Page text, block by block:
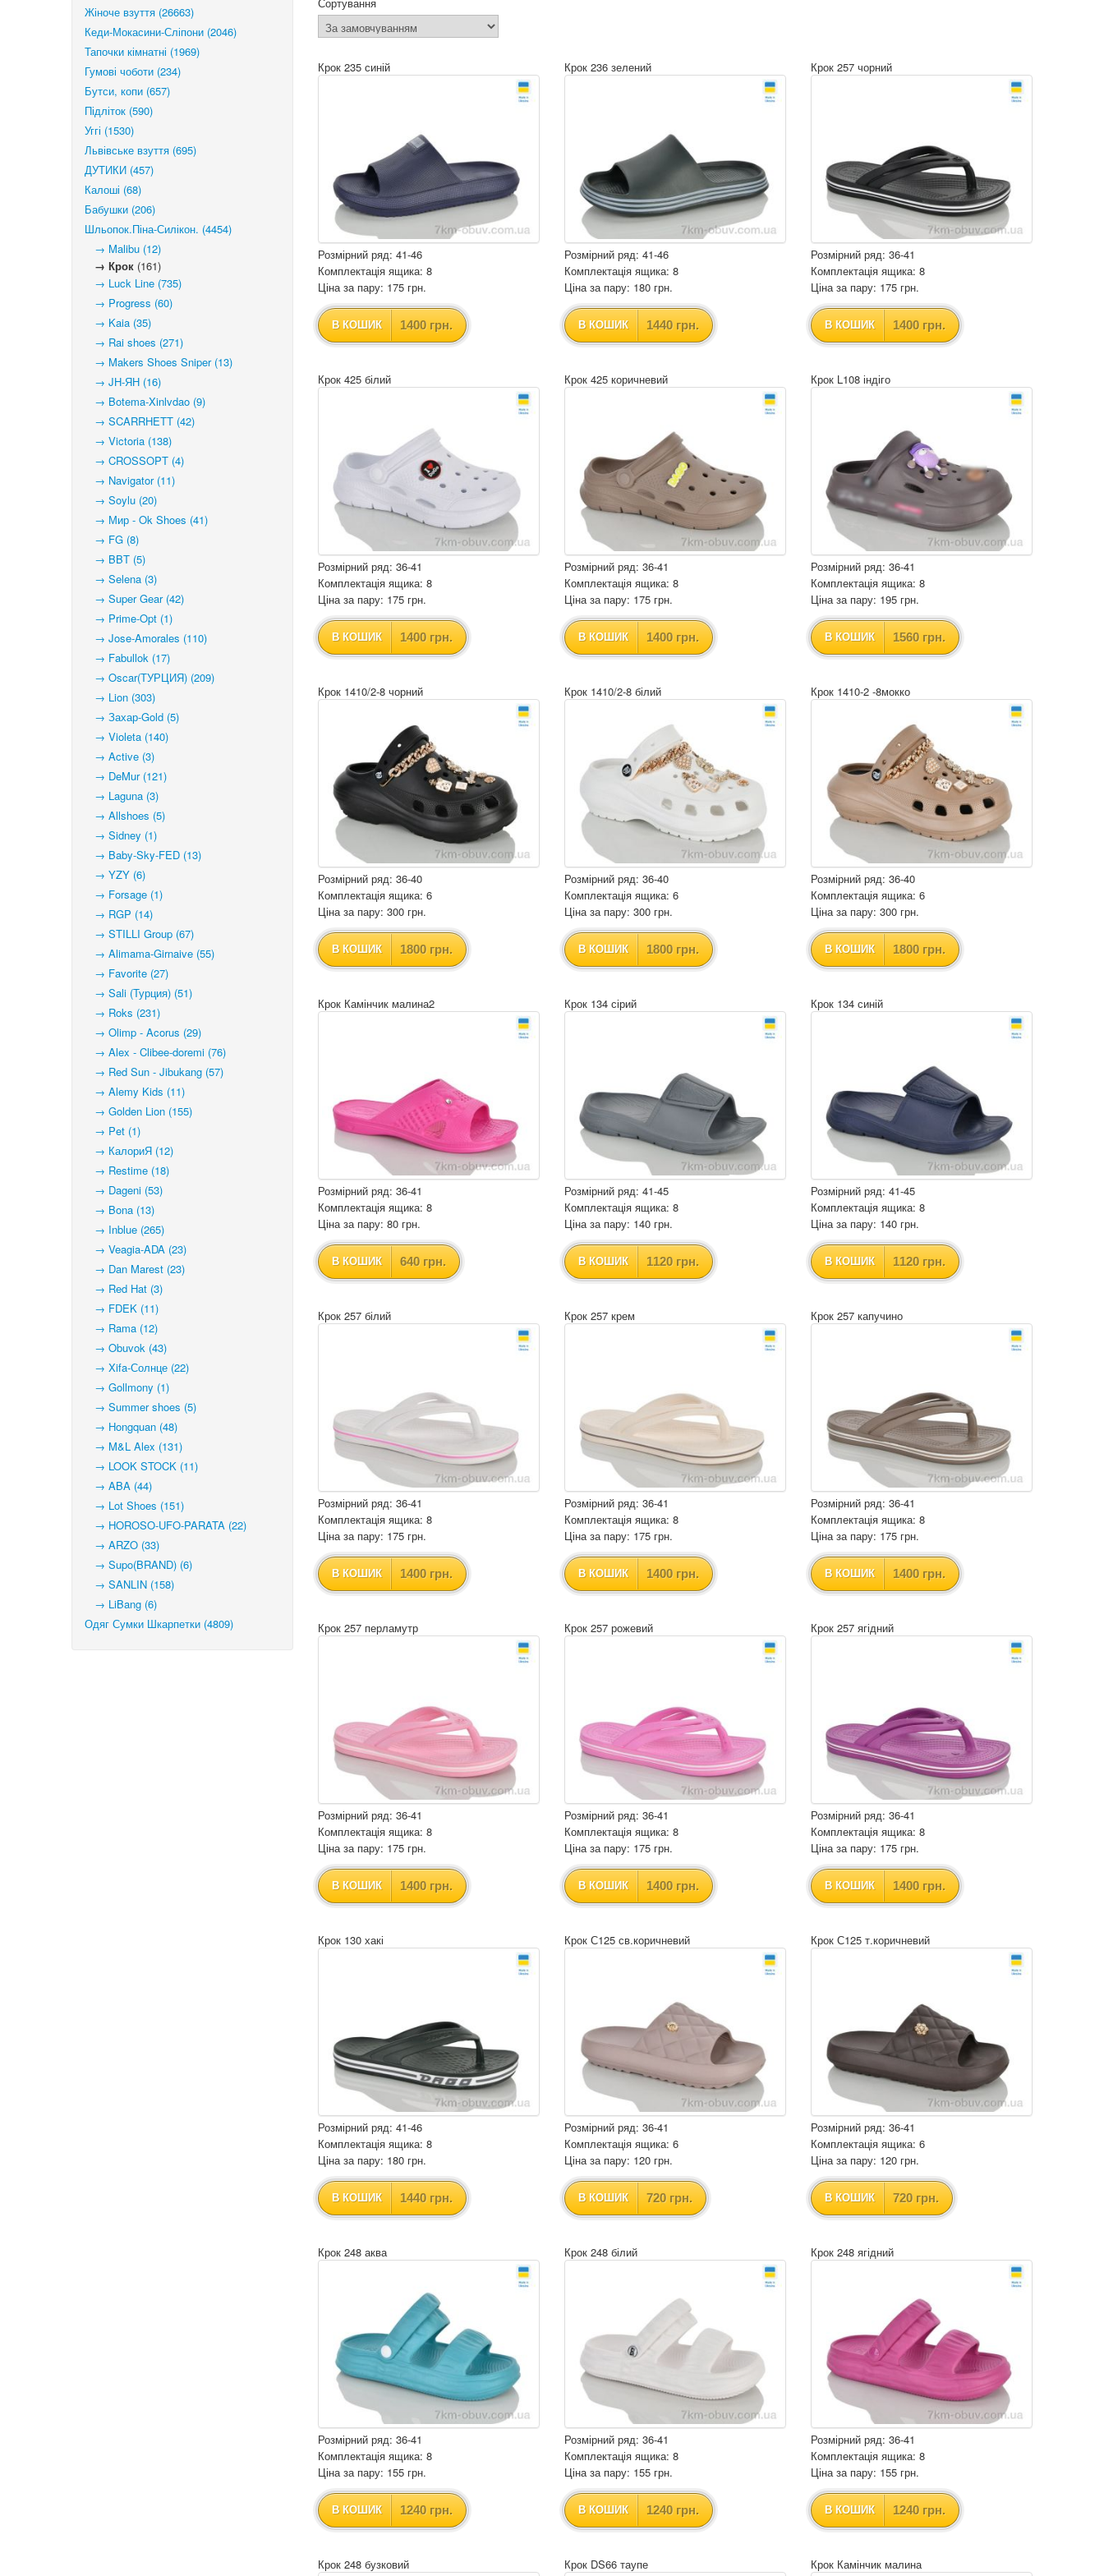
Жіноче взуття (26663)
Кеди-Мокасини-Сліпони (2046)
Тапочки кімнатні (1969)
Гумові чоботи (234)
Бутси, копи (657)
Підліток (590)
Уггі (1530)
Львівське взуття (695)
ДУТИКИ (457)
Калоші (68)
Бабушки (206)
Шльопок.Піна-Силікон. (4454)
→ Malibu (12)
→ Крок (161)
→ Luck Line (735)
→ Progress (60)
→ Kaia (35)
→ Rai shoes (271)
→ Makers Shoes Sniper (13)
→ JH-ЯН (16)
→ Botema-Xinlvdao (9)
→ SCARRHETT (42)
→ Victoria (138)
→ CROSSOPT (4)
→ Navigator (11)
→ Soylu (20)
→ Мир - Ok Shoes (41)
→ FG (8)
→ BBT (5)
→ Selena (3)
→ Super Gear (42)
→ Prime-Opt (1)
→ Jose-Amorales (110)
→ Fabullok (17)
→ Oscar(ТУРЦИЯ) (209)
→ Lion (303)
→ Захар-Gold (5)
→ Violeta (140)
→ Active (3)
→ DeMur (121)
→ Laguna (3)
→ Allshoes (5)
→ Sidney (1)
→ Baby-Sky-FED (13)
→ YZY (6)
→ Forsage (1)
→ RGP (14)
→ STILLI Group (67)
→ Alimama-Girnaive (55)
→ Favorite (27)
→ Sali (Турция) (51)
→ Roks (231)
→ Olimp - Acorus (29)
→ Alex - Clibee-doremi (76)
→ Red Sun - Jibukang (57)
→ Alemy Kids (11)
→ Golden Lion (155)
→ Pet (1)
→ КалориЯ (12)
→ Restime (18)
→ Dageni (53)
→ Bona (13)
→ Inblue (265)
→ Veagia-ADA (23)
→ Dan Marest (23)
→ Red Hat (3)
→ FDEK (11)
→ Rama (12)
→ Obuvok (43)
→ Xifa-Солнце (22)
→ Gollmony (1)
→ Summer shoes (5)
→ Hongquan (48)
→ M&L Alex (131)
→ LOOK STOCK (11)
→ ABA (44)
→ Lot Shoes (151)
→ HOROSO-UFO-PARATA (22)
→ ARZO (33)
→ Supo(BRAND) (6)
→ SANLIN (158)
→ LiBang (6)
Одяг Сумки Шкарпетки (4809)
Крок 235 синій
Розмірний ряд: 41-46
Комплектація ящика: 8
Ціна за пару: 175 грн.
В КОШИК 1400 грн.
Крок 236 зелений
Розмірний ряд: 41-46
Комплектація ящика: 8
Ціна за пару: 180 грн.
В КОШИК 1440 грн.
Крок 257 чорний
Розмірний ряд: 36-41
Комплектація ящика: 8
Ціна за пару: 175 грн.
В КОШИК 1400 грн.
Крок 425 білий
Розмірний ряд: 36-41
Комплектація ящика: 8
Ціна за пару: 175 грн.
В КОШИК 1400 грн.
Крок 425 коричневий
Розмірний ряд: 36-41
Комплектація ящика: 8
Ціна за пару: 175 грн.
В КОШИК 1400 грн.
Крок L108 індіго
Розмірний ряд: 36-41
Комплектація ящика: 8
Ціна за пару: 195 грн.
В КОШИК 1560 грн.
Крок 1410/2-8 чорний
Розмірний ряд: 36-40
Комплектація ящика: 6
Ціна за пару: 300 грн.
В КОШИК 1800 грн.
Крок 1410/2-8 білий
Розмірний ряд: 36-40
Комплектація ящика: 6
Ціна за пару: 300 грн.
В КОШИК 1800 грн.
Крок 1410-2 -8мокко
Розмірний ряд: 36-40
Комплектація ящика: 6
Ціна за пару: 300 грн.
В КОШИК 1800 грн.
Крок Камінчик малина2
Розмірний ряд: 36-41
Комплектація ящика: 8
Ціна за пару: 80 грн.
В КОШИК 640 грн.
Крок 134 сірий
Розмірний ряд: 41-45
Комплектація ящика: 8
Ціна за пару: 140 грн.
В КОШИК 1120 грн.
Крок 134 синій
Розмірний ряд: 41-45
Комплектація ящика: 8
Ціна за пару: 140 грн.
В КОШИК 1120 грн.
Крок 257 білий
Розмірний ряд: 36-41
Комплектація ящика: 8
Ціна за пару: 175 грн.
В КОШИК 1400 грн.
Крок 257 крем
Розмірний ряд: 36-41
Комплектація ящика: 8
Ціна за пару: 175 грн.
В КОШИК 1400 грн.
Крок 257 капучино
Розмірний ряд: 36-41
Комплектація ящика: 8
Ціна за пару: 175 грн.
В КОШИК 1400 грн.
Крок 257 перламутр
Розмірний ряд: 36-41
Комплектація ящика: 8
Ціна за пару: 175 грн.
В КОШИК 1400 грн.
Крок 257 рожевий
Розмірний ряд: 36-41
Комплектація ящика: 8
Ціна за пару: 175 грн.
В КОШИК 1400 грн.
Крок 257 ягідний
Розмірний ряд: 36-41
Комплектація ящика: 8
Ціна за пару: 175 грн.
В КОШИК 1400 грн.
Крок 130 хакі
Розмірний ряд: 41-46
Комплектація ящика: 8
Ціна за пару: 180 грн.
В КОШИК 1440 грн.
Крок С125 св.коричневий
Розмірний ряд: 36-41
Комплектація ящика: 6
Ціна за пару: 120 грн.
В КОШИК 720 грн.
Крок С125 т.коричневий
Розмірний ряд: 36-41
Комплектація ящика: 6
Ціна за пару: 120 грн.
В КОШИК 720 грн.
Крок 248 аква
Розмірний ряд: 36-41
Комплектація ящика: 8
Ціна за пару: 155 грн.
В КОШИК 1240 грн.
Крок 248 білий
Розмірний ряд: 36-41
Комплектація ящика: 8
Ціна за пару: 155 грн.
В КОШИК 1240 грн.
Крок 248 ягідний
Розмірний ряд: 36-41
Комплектація ящика: 8
Ціна за пару: 155 грн.
В КОШИК 1240 грн.
Крок 248 бузковий Крок DS66 таупе Крок Камінчик малина